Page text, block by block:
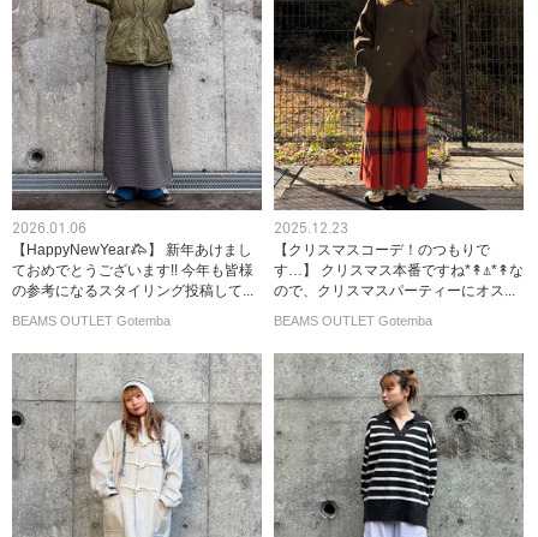
2026.01.06
【HappyNewYear𐂅】 新年あけまし
ておめでとうございます!! 今年も皆様
の参考になるスタイリング投稿して...
BEAMS OUTLET Gotemba
2025.12.23
【クリスマスコーデ！のつもりで
す…】 クリスマス本番ですね*↟⍋*↟⁡⁡な
ので、クリスマスパーティーにオス...
BEAMS OUTLET Gotemba